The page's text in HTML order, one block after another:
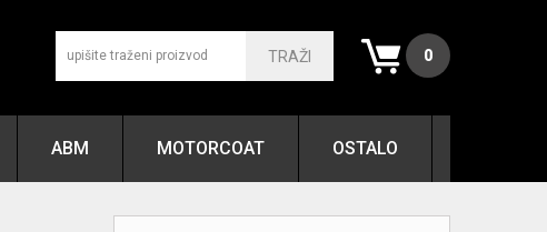
0
TRAŽI
ABM MOTORCOAT OSTALO